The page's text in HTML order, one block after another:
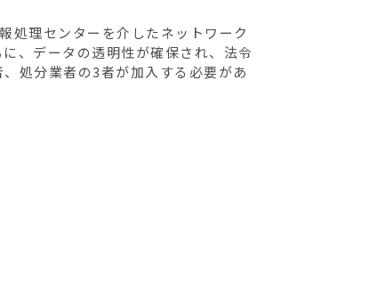
処理センターを介したネットワーク
、データの透明性が確保され、法令
処分業者の3者が加入する必要があ